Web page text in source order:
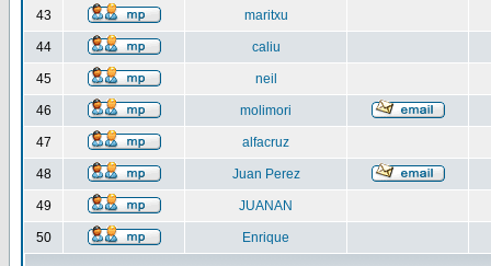
43 maritxu
44 caliu
45 neil
46 molimori
47 alfacruz
48 Juan Perez
49 JUANAN
50 Enrique